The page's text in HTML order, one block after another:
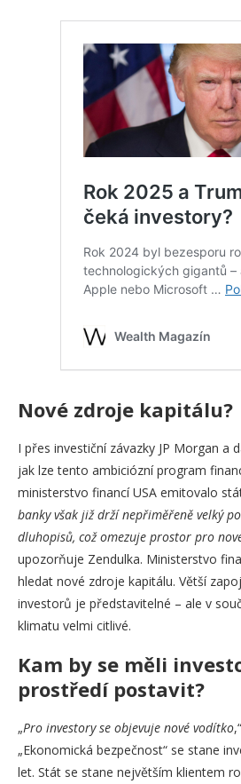
Nové zdroje kapitálu?
I přes investiční závazky JP Morgan a
jak lze tento ambiciózní program
ministerstvo financí USA emitovalo
banky však již drží nepřiměřeně velký
dluhopisů, což omezuje prostor pro
upozorňuje Zendulka. Ministerstvo
hledat nové zdroje kapitálu. Větší
investorů je představitelné – ale v
klimatu velmi citlivé.
Kam by se měli
prostředí postavit?
„Pro investory se objevuje nové vodítko
„Ekonomická bezpečnost“ se stane
let. Stát se stane největším klientem